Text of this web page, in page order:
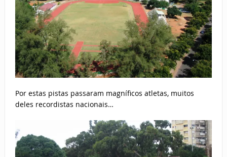
Por estas pistas passaram magníficos atletas, muitos
deles recordistas nacionais…